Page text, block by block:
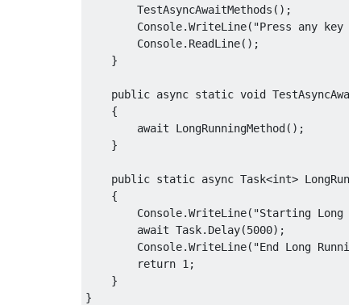
TestAsyncAwaitMethods ();
Console.WriteLine( "Press any key
Console. ReadLine();
}
public async static void
{
await
LongRunningMethod();
}
public static async Task<int>
{
Console.WriteLine( "Starting Long
await Task. Delay(5000);
Console.WriteLine( "End Long
return 1 ;
}
}